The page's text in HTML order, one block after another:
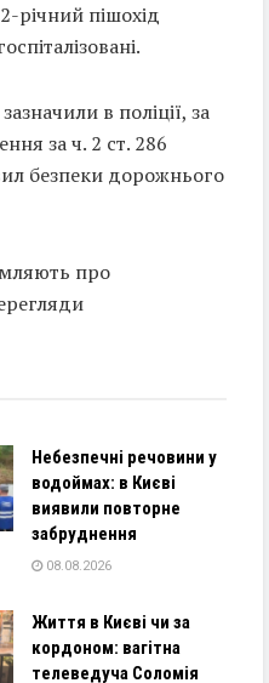
річний пішохід
в поліції, за
за ч. 2 ст. 286
безпеки дорожнього
про
Небезпечні речовини у
водоймах: в Києві
виявили повторне
забруднення
08.08.2026
Життя в Києві чи за
кордоном: вагітна
телеведуча Соломія